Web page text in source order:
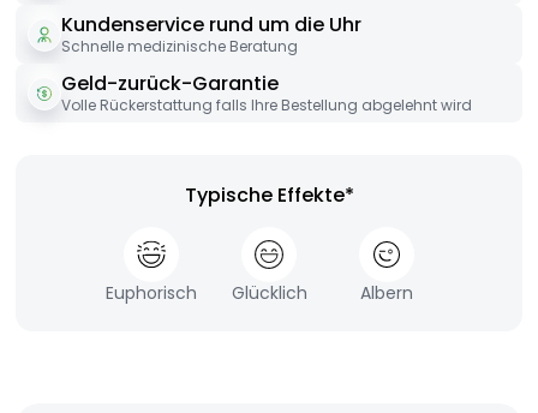
Kundenservice rund um die Uhr
Schnelle medizinische Beratung
Geld-zurück-Garantie
Volle Rückerstattung falls Ihre Bestellung abgelehnt wird
Typische Effekte*
Euphorisch Glücklich Albern